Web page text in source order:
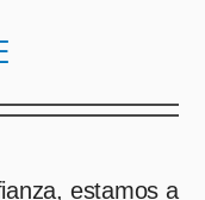
estamos a